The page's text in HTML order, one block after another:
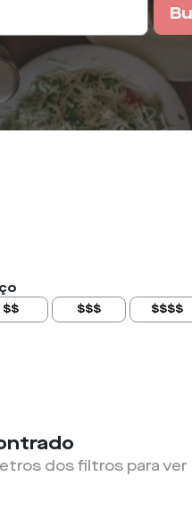
$$ $$$ $$$$
dos filtros para